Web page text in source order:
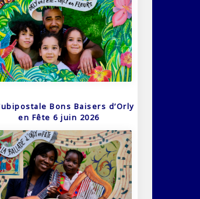
Bons Baisers d’Orly
en Fête 6 juin 2026